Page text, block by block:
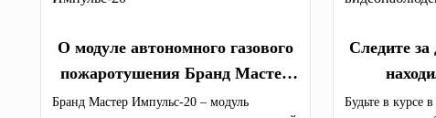
О модуле автономного газового
пожаротушения Бранд Мастер
Импульс-20
Бранд Мастер Импульс-20 – модуль
Следите
системами
Будьте в курсе